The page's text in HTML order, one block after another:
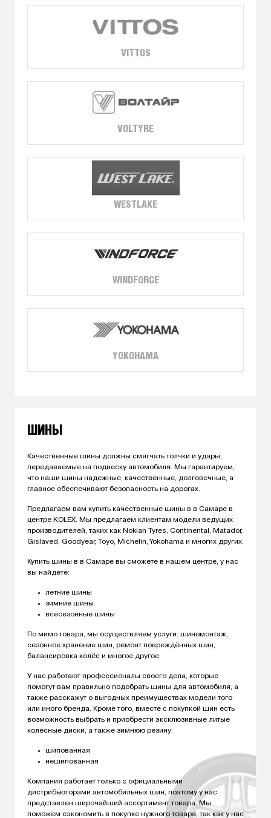
VITTOS
VOLTYRE
WESTLAKE
WINDFORCE
YOKOHAMA
ШИНЫ
Качественные шины должны смягчать толчки и удары,
передаваемые на подвеску автомобиля. Мы гарантируем,
что наши шины надежные, качественные, долговечные, а
главное обеспечивают безопасность на дорогах.
Предлагаем вам купить качественные шины в в Самаре в
центре KOLEX. Мы предлагаем клиентам модели ведущих
производителей, таких как Nokian Tyres, Continental, Matador,
Gislaved, Goodyear, Toyo, Michelin, Yokohama и многих других.
Купить шины в в Самаре вы сможете в нашем центре, у нас
вы найдете:
летние шины
зимние шины
всесезонные шины
По мимо товара, мы осуществляем услуги: шиномонтаж,
сезонное хранение шин, ремонт повреждённых шин,
балансировка колёс и многое другое.
У нас работают профессионалы своего дела, которые
помогут вам правильно подобрать шины для автомобиля, а
также расскажут о выгодных преимуществах модели того
или иного бренда. Кроме того, вместе с покупкой шин есть
возможность выбрать и приобрести эксклюзивные литые
колёсные диски, а также зимнюю резину:
шипованная
нешипованная
Компания работает только с официальными
дистрибьюторами автомобильных шин, поэтому у нас
представлен широчайший ассортимент товара. Мы
поможем сэкономить в покупке нужного товара, так как у нас